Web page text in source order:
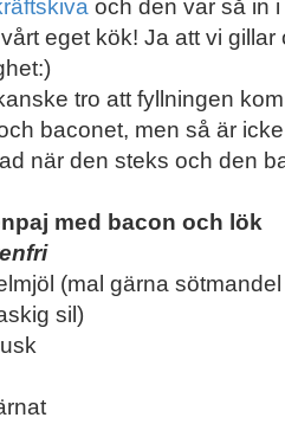
och den var så in
eget kök! Ja att vi
tro att fyllningen
baconet, men så är
när den steks och den
med bacon och lök
(mal gärna
sil)